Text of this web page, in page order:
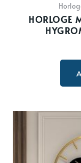
HORLOGE